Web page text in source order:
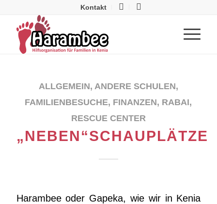
Kontakt
ALLGEMEIN, ANDERE SCHULEN,
FAMILIENBESUCHE, FINANZEN, RABAI,
RESCUE CENTER
„NEBEN“SCHAUPLÄTZE
Harambee oder Gapeka, wie wir in Kenia